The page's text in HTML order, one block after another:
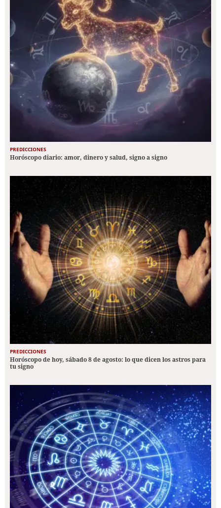
PREDICCIONES
Horóscopo diario: amor, dinero y salud, signo a signo
PREDICCIONES
Horóscopo de hoy, sábado 8 de agosto: lo que dicen los astros para
tu signo